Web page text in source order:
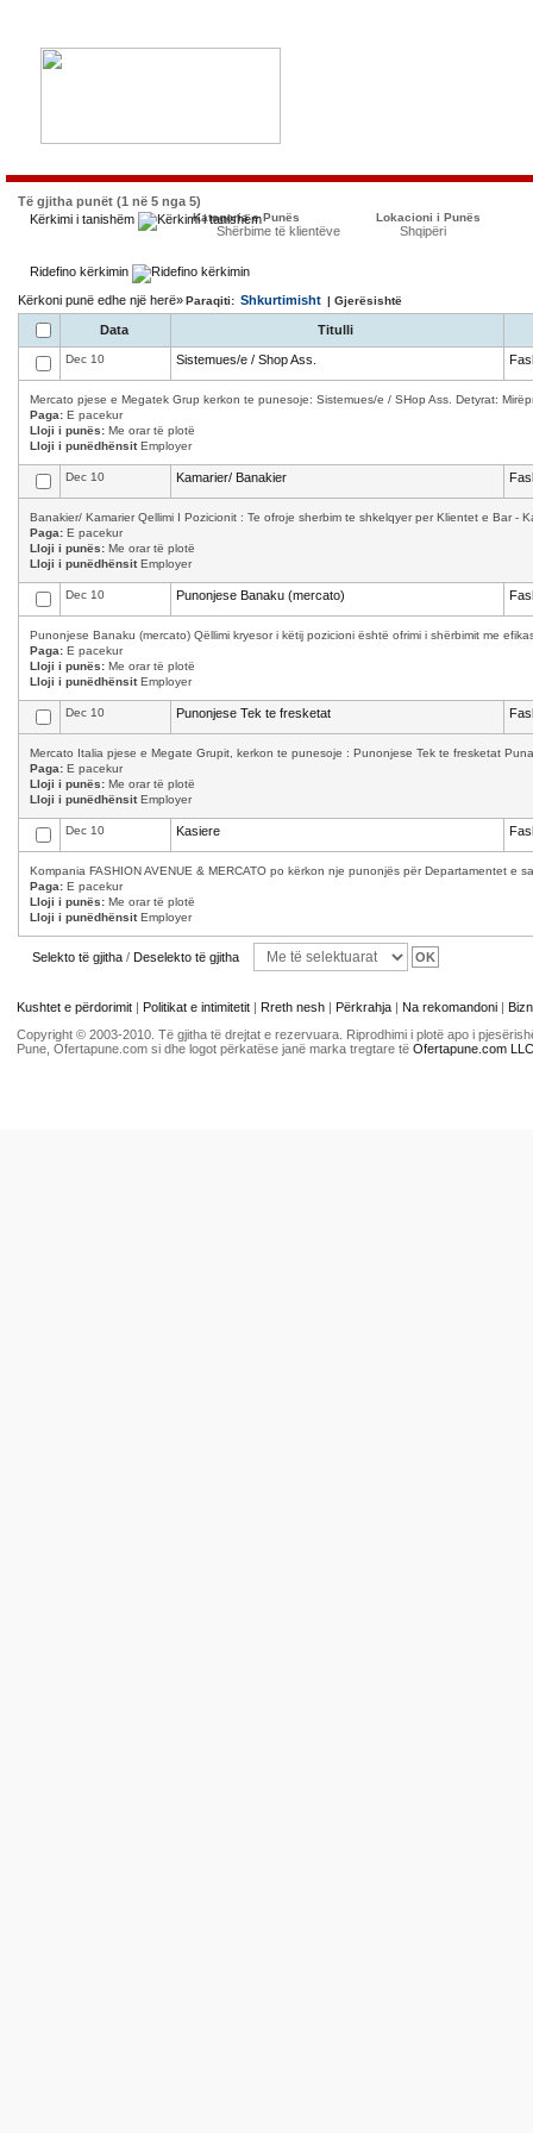
Të gjitha punët (1 në 5 nga 5)
Kërkimi i tanishëm
Kategoria e Punës
Shërbime të klientëve
Lokacioni i Punës
Shqipëri
Ridefino kërkimin
Kërkoni punë edhe një herë»Paraqiti: Shkurtimisht | Gjerësishtë
Data Titulli
Dec 10 Sistemues/e / Shop Ass.
Mercato pjese e Megatek Grup kerkon te punesoje: Sistemues/e / SHop Ass. Detyrat:
Paga: E pacekur
Lloji i punës: Me orar të plotë
Lloji i punëdhënsitEmployer
Dec 10 Kamarier/ Banakier
Banakier/ Kamarier Qellimi I Pozicionit : Te ofroje sherbim te shkelqyer per Klientet e Bar -
Paga: E pacekur
Lloji i punës: Me orar të plotë
Lloji i punëdhënsitEmployer
Dec 10 Punonjese Banaku (mercato)
Punonjese Banaku (mercato) Qëllimi kryesor i këtij pozicioni është ofrimi i shërbimit me
Paga: E pacekur
Lloji i punës: Me orar të plotë
Lloji i punëdhënsitEmployer
Dec 10 Punonjese Tek te fresketat
Mercato Italia pjese e Megate Grupit, kerkon te punesoje : Punonjese Tek te fresketat
Paga: E pacekur
Lloji i punës: Me orar të plotë
Lloji i punëdhënsitEmployer
Dec 10 Kasiere
Kompania FASHION AVENUE & MERCATO po kërkon nje punonjës për Departamentet e
Paga: E pacekur
Lloji i punës: Me orar të plotë
Lloji i punëdhënsitEmployer
Selekto të gjitha / Deselekto të gjitha
Kushtet e përdorimit | Politikat e intimitetit | Rreth nesh | Përkrahja | Na rekomandoni |
Copyright © 2003-2010. Të gjitha të drejtat e rezervuara. Riprodhimi i plotë apo i
Pune, Ofertapune.com si dhe logot përkatëse janë marka tregtare të Ofertapune.com LLC